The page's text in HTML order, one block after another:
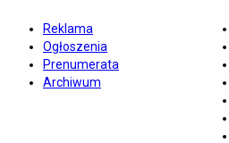
Reklama
Ogłoszenia
Prenumerata
Archiwum